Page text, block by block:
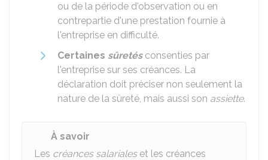
ou de la période d'observation ou en
contrepartie d'une prestation fournie à
l'entreprise en difficulté.
Certaines sûretés consenties par
l'entreprise sur ses créances. La
déclaration doit préciser non seulement la
nature de la sûreté, mais aussi son assiette.
À savoir
Les créances salarialeset les créances